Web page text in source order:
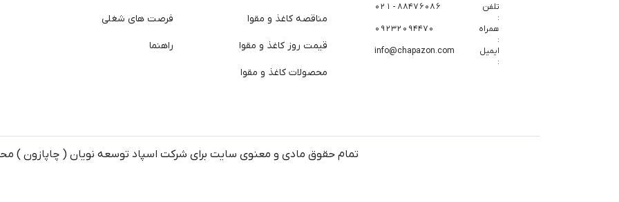
تلفن
:
88476086 - 021
همراه
:
09232094470
ایمیل
:
info@chapazon.com
مناقصه کاغذ و مقوا
قیمت روز کاغذ و مقوا
محصولات کاغذ و مقوا
فرصت های شغلی
راهنما
تمام حقوق مادی و معنوی سایت برای شرکت اسپاد توسعه نویان ( چاپازون )